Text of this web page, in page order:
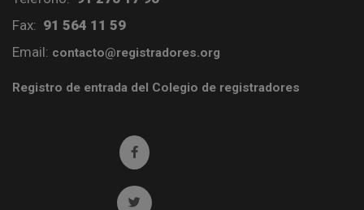
Fax: 91 564 11 59
Email: contacto@registradores.org
Registro de entrada del Colegio de registradores
Ir a facebook (abre en ventana nueva)
Ir a twitter (abre en ventana nueva)